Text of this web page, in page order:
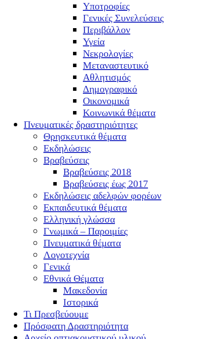
Υποτροφίες
Γενικές Συνελεύσεις
Περιβάλλον
Υγεία
Νεκρολογίες
Μεταναστευτικό
Αθλητισμός
Δημογραφικό
Οικονομικά
Κοινωνικά θέματα
Πνευματικές δραστηριότητες
Θρησκευτικά θέματα
Εκδηλώσεις
Βραβεύσεις
Βραβεύσεις 2018
Βραβεύσεις έως 2017
Εκδηλώσεις αδελφών φορέων
Εκπαιδευτικά θέματα
Ελληνική γλώσσα
Γνωμικά – Παροιμίες
Πνευματικά θέματα
Λογοτεχνία
Γενικά
Εθνικά Θέματα
Μακεδονία
Ιστορικά
Τι Πρεσβεύουμε
Πρόσφατη Δραστηριότητα